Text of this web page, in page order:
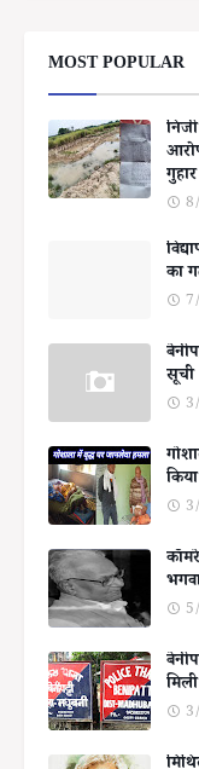
MOST POPULAR
गुहार
का
सूची